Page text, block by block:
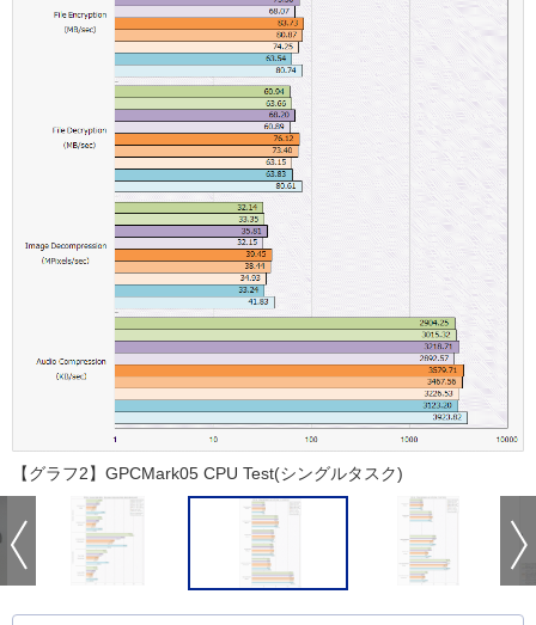
【グラフ2】GPCMark05 CPU Test(シングルタスク)